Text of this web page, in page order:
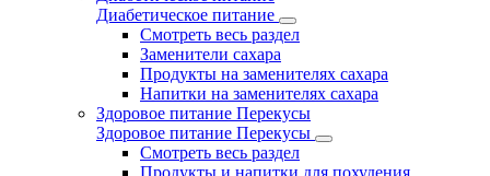
Диабетическое питание
Смотреть весь раздел
Заменители сахара
Продукты на заменителях сахара
Напитки на заменителях сахара
Здоровое питание Перекусы
Здоровое питание Перекусы
Смотреть весь раздел
Продукты и напитки для похудения